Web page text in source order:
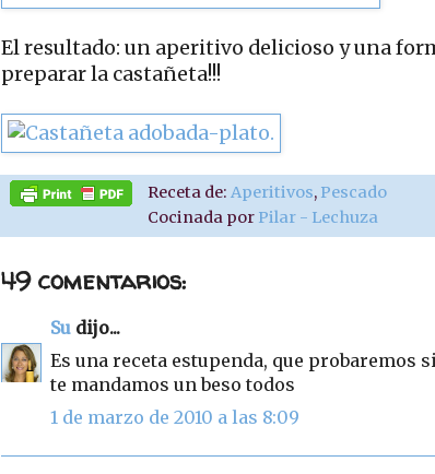
El resultado: un aperitivo delicioso y una
preparar la castañeta!!!
Receta de:Aperitivos, Pescado
Cocinada por Pilar - Lechuza
49 comentarios:
Su dijo...
Es una receta estupenda, que probaremos
te mandamos un beso todos
1 de marzo de 2010 a las 8:09